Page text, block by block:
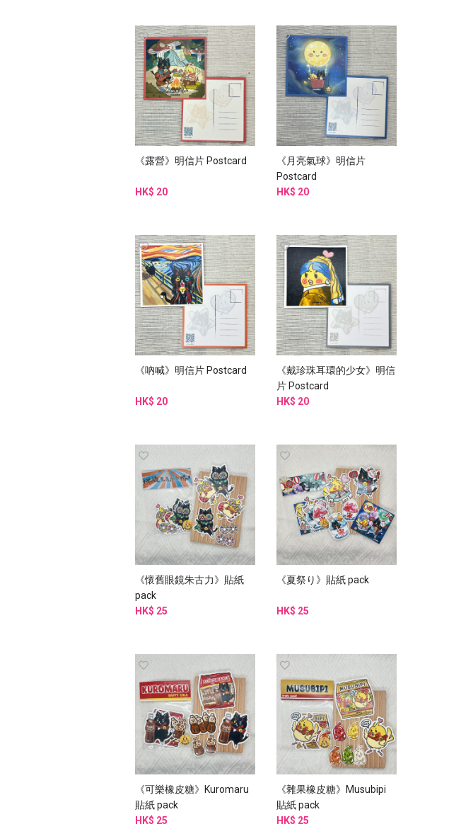
《露營》明信片 Postcard
HK$ 20
《月亮氣球》明信片
Postcard
HK$ 20
《吶喊》明信片 Postcard
HK$ 20
《戴珍珠耳環的少女》明信
片 Postcard
HK$ 20
《懷舊眼鏡朱古力》貼紙
pack
HK$ 25
《夏祭り》貼紙 pack
HK$ 25
《可樂橡皮糖》Kuromaru
貼紙 pack
HK$ 25
《雜果橡皮糖》Musubipi
貼紙 pack
HK$ 25